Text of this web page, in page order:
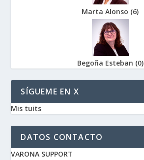
Marta Alonso (6)
Begoña Esteban (0)
SÍGUEME EN X
Mis tuits
DATOS CONTACTO
VARONA SUPPORT